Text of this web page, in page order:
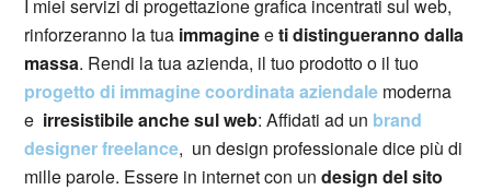
I miei servizi di progettazione grafica incentrati sul web,
rinforzeranno la tua immagineeti distingueranno dalla
massa. Rendi la tua azienda, il tuo prodotto o il tuo
progetto di immagine coordinata aziendale moderna
e irresistibile anche sul web: Affidati ad un brand
designer freelance, un design professionale dice più di
mille parole. Essere in internet con undesign del sito